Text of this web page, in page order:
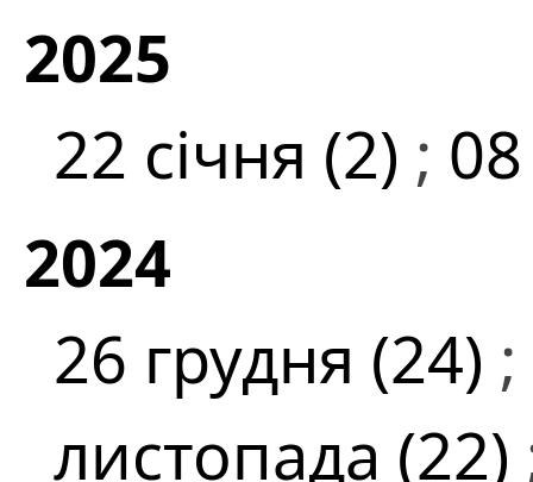
2025
22 січня (2) ;
2024
26 грудня (24) ;
листопада (22)